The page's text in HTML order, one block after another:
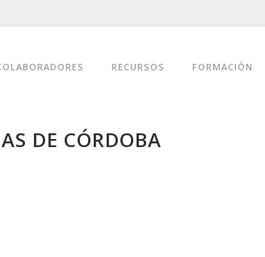
RECURSOS FORMACIÓN
DE CÓRDOBA